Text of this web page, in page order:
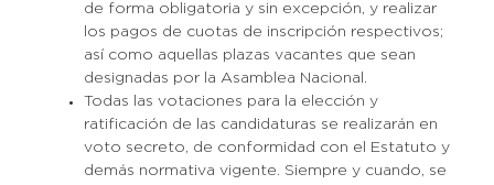
de forma obligatoria y sin excepción, y realizar
los pagos de cuotas de inscripción respectivos;
así como aquellas plazas vacantes que sean
designadas por la Asamblea Nacional.
Todas las votaciones para la elección y
ratificación de las candidaturas se realizarán en
voto secreto, de conformidad con el Estatuto y
demás normativa vigente. Siempre y cuando, se